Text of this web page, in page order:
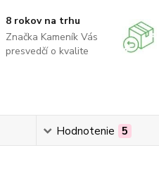
8 rokov na trhu
Značka Kameník Vás
presvedčí o kvalite
Hodnotenie 5